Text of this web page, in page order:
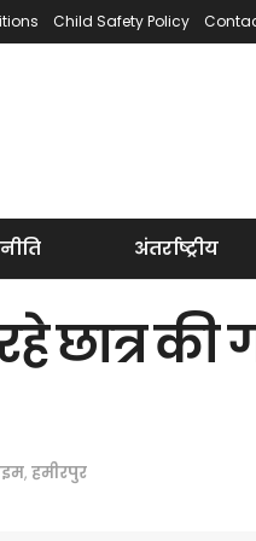
Child Safety Policy
अंतर्राष्ट्रीय
की
, हमीरपुर